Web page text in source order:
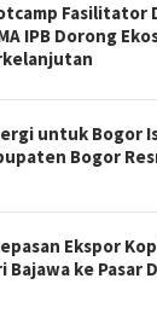
Fasilitator
IPB Dorong
untuk Bogor
Bogor
Ekspor
Bajawa ke Pasar